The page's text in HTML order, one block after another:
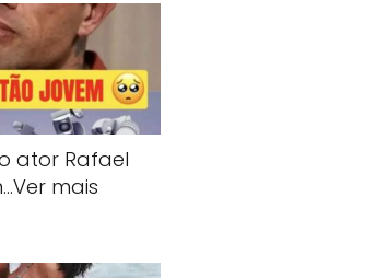
ator Rafael
mais